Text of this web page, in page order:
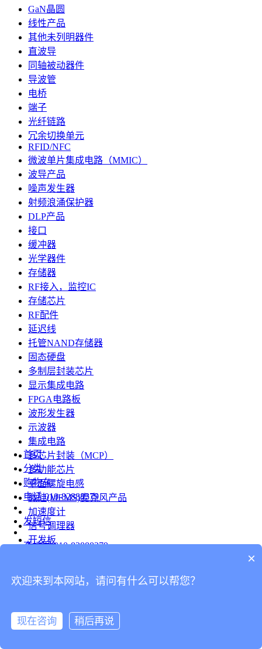
GaN晶圆
线性产品
其他未列明器件
直波导
同轴被动器件
导波管
电桥
端子
光纤链路
冗余切换单元
RFID/NFC
微波单片集成电路（MMIC）
波导产品
噪声发生器
射频浪涌保护器
DLP产品
接口
缓冲器
光学器件
存储器
RF接入，监控IC
存储芯片
RF配件
延迟线
托管NAND存储器
固态硬盘
多制层封装芯片
显示集成电路
FPGA电路板
波形发生器
示波器
集成电路
多芯片封装（MCP）
多功能芯片
平面螺旋电感
微硅(MEMS)麦克风产品
加速度计
信号调理器
开发板
台式仪表
连接器
首页
分类
购物车
电话 010-82888379
发短信
查地图 010-82888379
分享
×
欢迎来到本网站，请问有什么可以帮您？
现在咨询 稍后再说